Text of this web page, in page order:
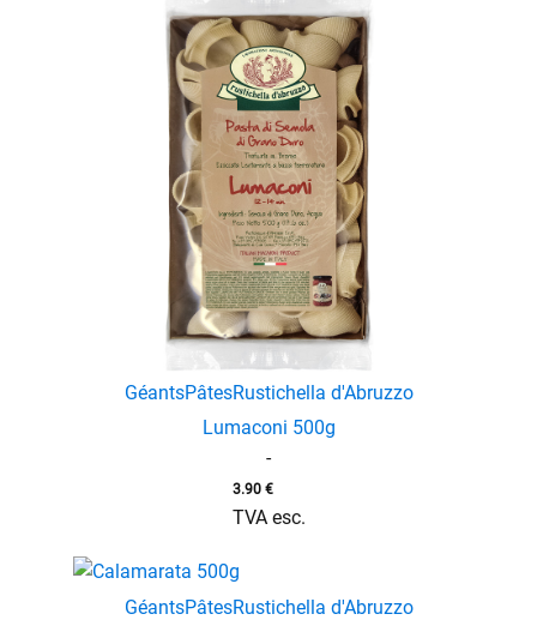
GéantsPâtesRustichella d'Abruzzo
Lumaconi 500g
-
3.90 €
TVA esc.
GéantsPâtesRustichella d'Abruzzo